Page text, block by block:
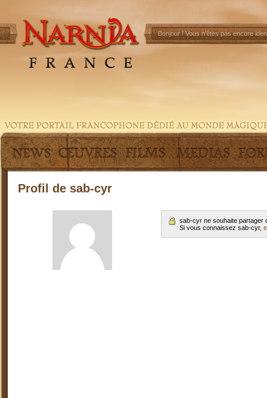
Bonjour !Vous n'êtes pas encore
Profil de sab-cyr
sab-cyr ne souhaite partager
Si vous connaissez sab-cyr,